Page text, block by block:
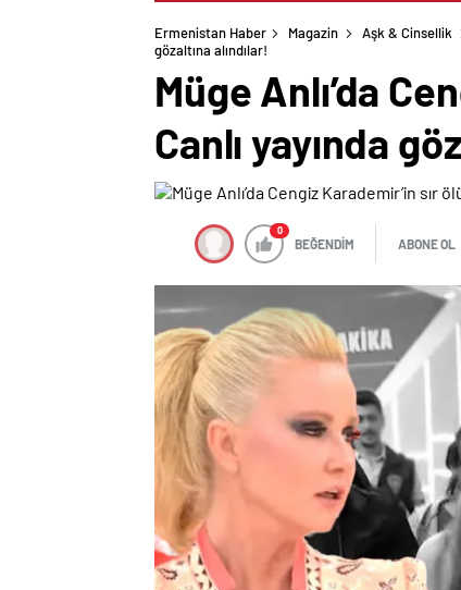
Ermenistan Haber Magazin Aşk & Cinsellik
gözaltına alındılar!
Müge Anlı’da
Canlı yayında
0
BEĞENDİM ABONE OL